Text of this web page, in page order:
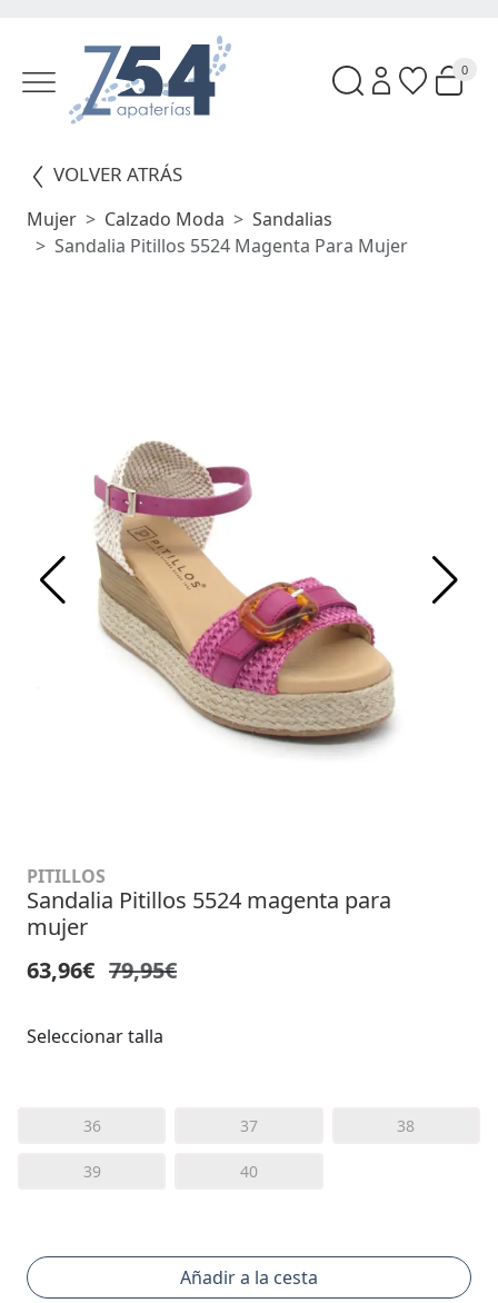
0
VOLVER ATRÁS
Mujer Calzado Moda
Sandalias
Sandalia Pitillos 5524 Magenta Para Mujer
PITILLOS
Sandalia Pitillos 5524 magenta para
mujer
63,96€ 79,95€
Seleccionar talla
36 37 38
39 40